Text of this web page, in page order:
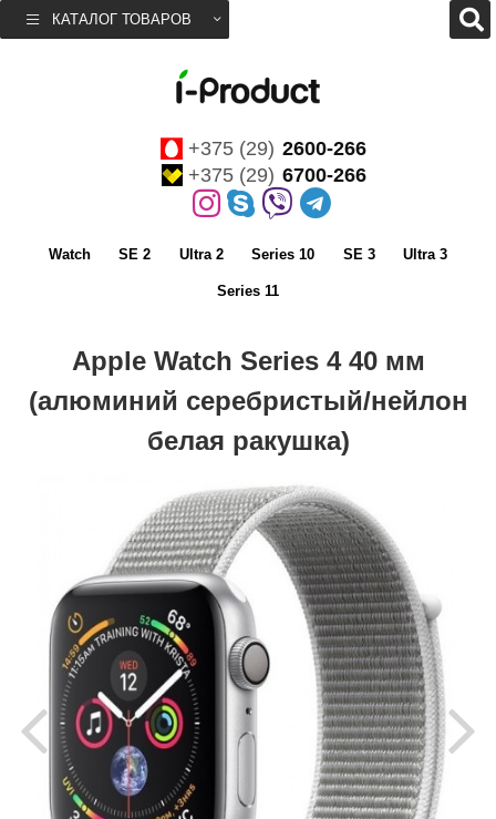
КАТАЛОГ ТОВАРОВ
+375 (29) 2600-266
+375 (29) 6700-266
Watch SE 2 Ultra 2 Series 10 SE 3 Ultra 3
Series 11
Apple Watch Series 4 40 мм
(алюминий серебристый/нейлон
белая ракушка)